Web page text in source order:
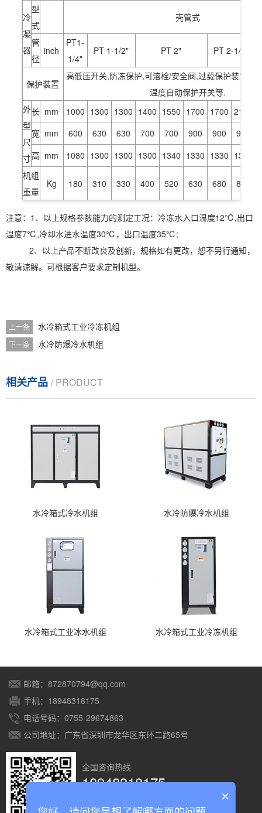
冷
凝
器
型
式
壳管式
管
径
inch
PT1-
1/4"
PT 1-1/2" PT 2" PT 2-1/2"
保护装置
高低压开关,防冻保护,可溶栓/安全阀,过载保护装置,线
温度自动保护开关等.
外
型
尺
寸
长 mm 1000 1300 1300 1400 1550 1700 1700 2100
宽 mm 600 630 630 700 700 900 900 900
高 mm 1080 1300 1300 1300 1340 1330 1330 1380
机组
重量
Kg 180 310 330 400 520 630 680 850
注意：1、以上规格参数能力的测定工况：冷冻水入口温度12℃,出口
温度7℃,冷却水进水温度30℃，出口温度35℃;
2、以上产品不断改良及创新，规格如有更改，恕不另行通知，
敬请谅解。可根据客户要求定制机型。
上一条 水冷箱式工业冷冻机组
下一条 水冷防爆冷水机组
相关产品 / PRODUCT
水冷箱式冷水机组 水冷防爆冷水机组
水冷箱式工业冰水机组 水冷箱式工业冷冻机组
邮箱：872870794@qq.com
手机：18948318175
电话号码：0755-29674863
公司地址：广东省深圳市龙华区东环二路65号
全国咨询热线
18948318175
×